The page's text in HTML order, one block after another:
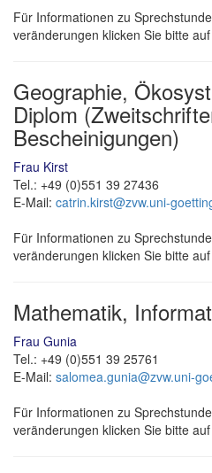
Für Informationen zu
veränderungen klicken Sie bitte
Geographie,
Diplom
Bescheinigungen)
Frau Kirst
Tel.: +49 (0)551 39 27436
E-Mail: catrin.kirst@zvw.uni-
Für Informationen zu
veränderungen klicken Sie bitte
Mathematik,
Frau Gunia
Tel.: +49 (0)551 39 25761
E-Mail: salomea.gunia@zvw.uni-
Für Informationen zu
veränderungen klicken Sie bitte